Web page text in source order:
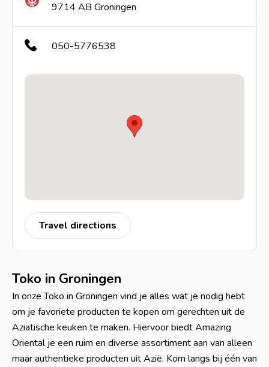
9714 AB Groningen
050-5776538
Travel directions
Toko in Groningen
In onze Toko in Groningen vind je alles wat je nodig hebt
om je favoriete producten te kopen om gerechten uit de
Aziatische keuken te maken. Hiervoor biedt Amazing
Oriental je een ruim en diverse assortiment aan van alleen
maar authentieke producten uit Azië. Kom langs bij één van